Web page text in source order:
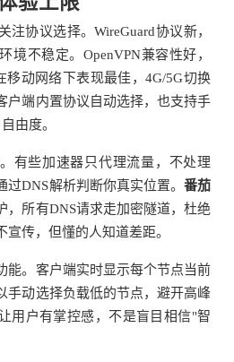
注协议选择。WireGuard协议新，
境不稳定。OpenVPN兼容性好，
移动网络下表现最佳，4G/5G切换
户端内置协议自动选择，也支持手
由度。
有些加速器只代理流量，不处理
过DNS解析判断你真实位置。 番茄
，所有DNS请求走加密隧道，杜绝
传，但懂的人知道差距。
能。客户端实时显示每个节点当前
手动选择负载低的节点，避开高峰
用户有掌控感，不是盲目相信"智